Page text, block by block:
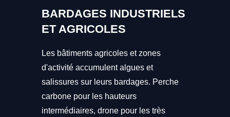
BARDAGES INDUSTRIELS
ET AGRICOLES
Les bâtiments agricoles et zones
d'activité accumulent algues et
salissures sur leurs bardages. Perche
carbone pour les hauteurs
intermédiaires, drone pour les très